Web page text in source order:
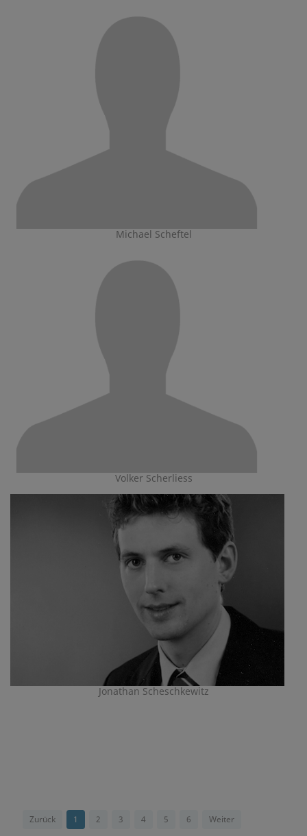
Michael Scheftel
Volker Scherliess
Jonathan Scheschkewitz
Zurück 1 2 3 4 5 6 Weiter